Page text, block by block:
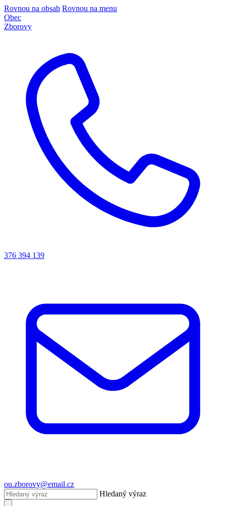
Rovnou na obsah Rovnou na menu
Obec
Zborovy
376 394 139
ou.zborovy@email.cz
Hledaný výraz